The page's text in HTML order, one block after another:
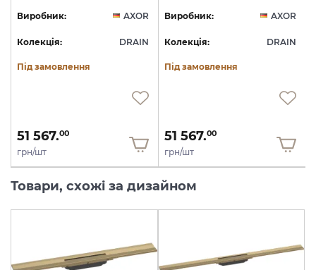
Виробник: AXOR
Колекція: DRAIN
Під замовлення
51 567.00
грн/шт
Виробник: AXOR
Колекція: DRAIN
Під замовлення
51 567.00
грн/шт
Товари, схожі за дизайном